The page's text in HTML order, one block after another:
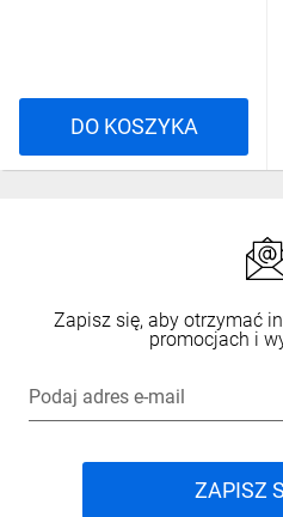
DO KOSZYKA
Zapisz się, aby otrzymać
promocjach i
Podaj adres e-mail
ZAPISZ